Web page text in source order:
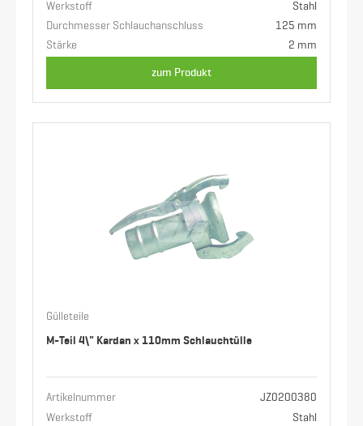
Werkstoff
Stahl
Durchmesser Schlauchanschluss
125 mm
Stärke
2 mm
zum Produkt
Gülleteile
M-Teil 4\" Kardan x 110mm Schlauchtülle
Artikelnummer
JZ0200380
Werkstoff
Stahl